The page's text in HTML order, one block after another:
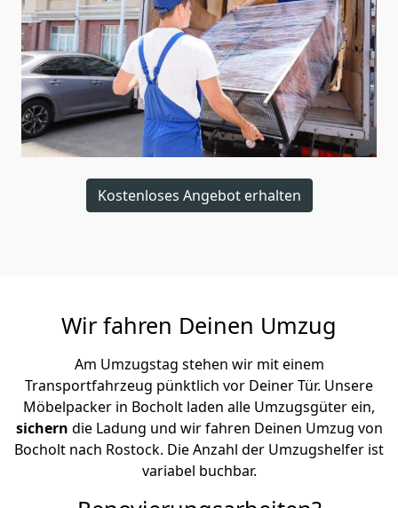
Kostenloses Angebot erhalten
Wir fahren Deinen Umzug
Am Umzugstag stehen wir mit einem
Transportfahrzeug pünktlich vor Deiner Tür. Unsere
Möbelpacker in Bocholt laden alle Umzugsgüter ein,
sichern die Ladung und wir fahren Deinen Umzug von
Bocholt nach Rostock. Die Anzahl der Umzugshelfer ist
variabel buchbar.